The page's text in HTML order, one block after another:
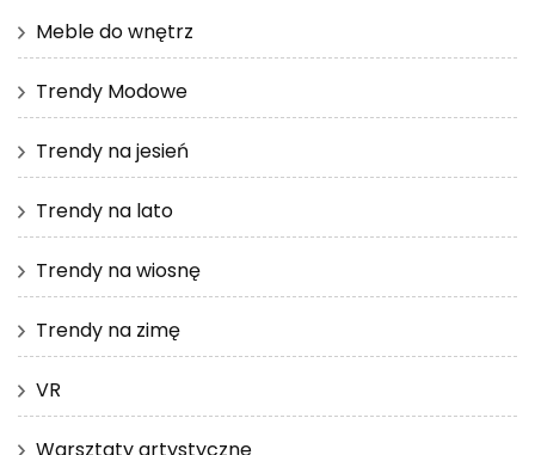
Meble do wnętrz
Trendy Modowe
Trendy na jesień
Trendy na lato
Trendy na wiosnę
Trendy na zimę
VR
Warsztaty artystyczne